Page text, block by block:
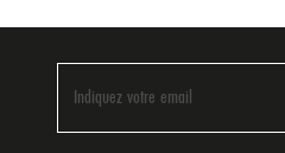
Indiquez votre email